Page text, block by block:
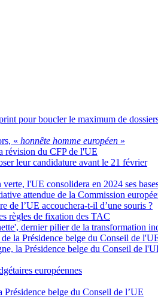
pour boucler le maximum de
« honnête homme européen »
révision du CFP de l'UE
leur candidature avant le 21 février
l'UE consolidera en 2024 ses
attendue de la Commission
de l’UE accouchera-t-il d’une souris ?
règles de fixation des TAC
dernier pilier de la transformation
la Présidence belge du Conseil de
la Présidence belge du Conseil de
européennes
belge du Conseil de l’UE